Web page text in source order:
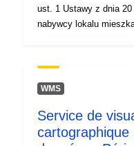
ust. 1 Ustawy z dnia
nabywcy lokalu
WMS
Service de